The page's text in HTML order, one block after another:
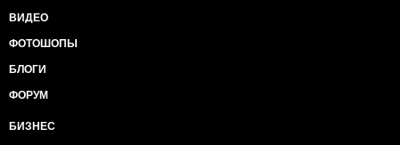
ВИДЕО
ФОТОШОПЫ
БЛОГИ
ФОРУМ
БИЗНЕС